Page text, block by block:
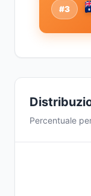
#3
Percentuale